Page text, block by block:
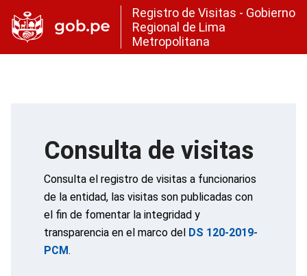
Registro de Visitas - Gobierno
Regional de Lima
Metropolitana
Consulta de visitas
Consulta el registro de visitas a funcionarios
de la entidad, las visitas son publicadas con
el fin de fomentar la integridad y
transparencia en el marco del DS 120-2019-
PCM.